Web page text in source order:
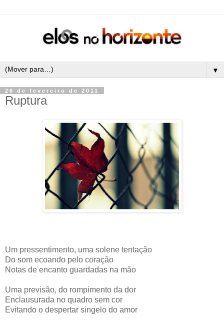
▼
26 de fevereiro de 2011
Ruptura
Um pressentimento, uma solene tentação
Do som ecoando pelo coração
Notas de encanto guardadas na mão
Uma previsão, do rompimento da dor
Enclausurada no quadro sem cor
Evitando o despertar singelo do amor